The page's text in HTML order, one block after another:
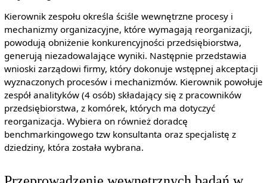
Kierownik zespołu określa ściśle wewnętrzne procesy i
mechanizmy organizacyjne, które wymagają reorganizacji,
powodują obniżenie konkurencyjności przedsiębiorstwa,
generują niezadowalające wyniki. Następnie przedstawia
wnioski zarządowi firmy, który dokonuje wstępnej akceptacji
wyznaczonych procesów i mechanizmów. Kierownik powołuje
zespół analityków (4 osób) składający się z pracowników
przedsiębiorstwa, z komórek, których ma dotyczyć
reorganizacja. Wybiera on również doradcę
benchmarkingowego tzw konsultanta oraz specjalistę z
dziedziny, która została wybrana.